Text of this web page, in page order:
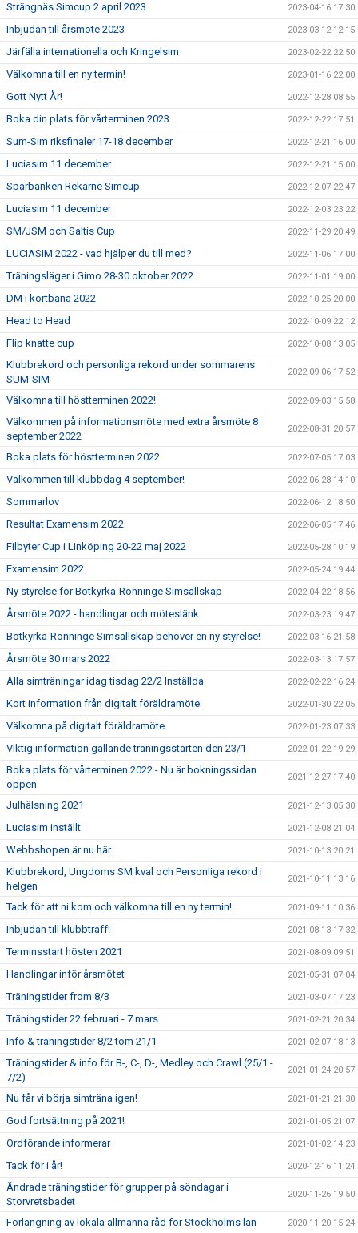
Strängnäs Simcup 2 april 2023 2023-04-16 17:30
Inbjudan till årsmöte 2023 2023-03-12 12:15
Järfälla internationella och Kringelsim 2023-02-22 22:50
Välkomna till en ny termin! 2023-01-16 22:00
Gott Nytt År! 2022-12-28 08:55
Boka din plats för vårterminen 2023 2022-12-22 17:51
Sum-Sim riksfinaler 17-18 december 2022-12-21 16:00
Luciasim 11 december 2022-12-21 15:00
Sparbanken Rekarne Simcup 2022-12-07 22:47
Luciasim 11 december 2022-12-03 23:22
SM/JSM och Saltis Cup 2022-11-29 20:49
LUCIASIM 2022 - vad hjälper du till med? 2022-11-06 17:00
Träningsläger i Gimo 28-30 oktober 2022 2022-11-01 19:00
DM i kortbana 2022 2022-10-25 20:00
Head to Head 2022-10-09 22:12
Flip knatte cup 2022-10-08 13:05
Klubbrekord och personliga rekord under sommarens
SUM-SIM
2022-09-06 17:52
Välkomna till höstterminen 2022! 2022-09-03 15:58
Välkommen på informationsmöte med extra årsmöte 8
september 2022
2022-08-31 20:57
Boka plats för höstterminen 2022 2022-07-05 17:03
Välkommen till klubbdag 4 september! 2022-06-28 14:10
Sommarlov 2022-06-12 18:50
Resultat Examensim 2022 2022-06-05 17:46
Filbyter Cup i Linköping 20-22 maj 2022 2022-05-28 10:19
Examensim 2022 2022-05-24 19:44
Ny styrelse för Botkyrka-Rönninge Simsällskap 2022-04-22 18:56
Årsmöte 2022 - handlingar och möteslänk 2022-03-23 19:47
Botkyrka-Rönninge Simsällskap behöver en ny styrelse! 2022-03-16 21:58
Årsmöte 30 mars 2022 2022-03-13 17:57
Alla simträningar idag tisdag 22/2 Inställda 2022-02-22 16:24
Kort information från digitalt föräldramöte 2022-01-30 22:05
Välkomna på digitalt föräldramöte 2022-01-23 07:33
Viktig information gällande träningsstarten den 23/1 2022-01-22 19:29
Boka plats för vårterminen 2022 - Nu är bokningssidan
öppen
2021-12-27 17:40
Julhälsning 2021 2021-12-13 05:30
Luciasim inställt 2021-12-08 21:04
Webbshopen är nu här 2021-10-13 20:21
Klubbrekord, Ungdoms SM kval och Personliga rekord i
helgen
2021-10-11 13:16
Tack för att ni kom och välkomna till en ny termin! 2021-09-11 10:36
Inbjudan till klubbträff! 2021-08-13 17:32
Terminsstart hösten 2021 2021-08-09 09:51
Handlingar inför årsmötet 2021-05-31 07:04
Träningstider from 8/3 2021-03-07 17:23
Träningstider 22 februari - 7 mars 2021-02-21 20:34
Info & träningstider 8/2 tom 21/1 2021-02-07 18:13
Träningstider & info för B-, C-, D-, Medley och Crawl (25/1 -
7/2)
2021-01-24 20:57
Nu får vi börja simträna igen! 2021-01-21 21:30
God fortsättning på 2021! 2021-01-05 21:07
Ordförande informerar 2021-01-02 14:23
Tack för i år! 2020-12-16 11:24
Ändrade träningstider för grupper på söndagar i
Storvretsbadet
2020-11-26 19:50
Förlängning av lokala allmänna råd för Stockholms län 2020-11-20 15:24